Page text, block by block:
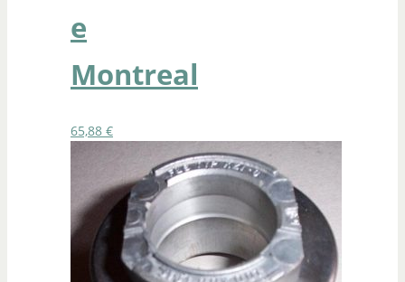
e
Montreal
65,88 €